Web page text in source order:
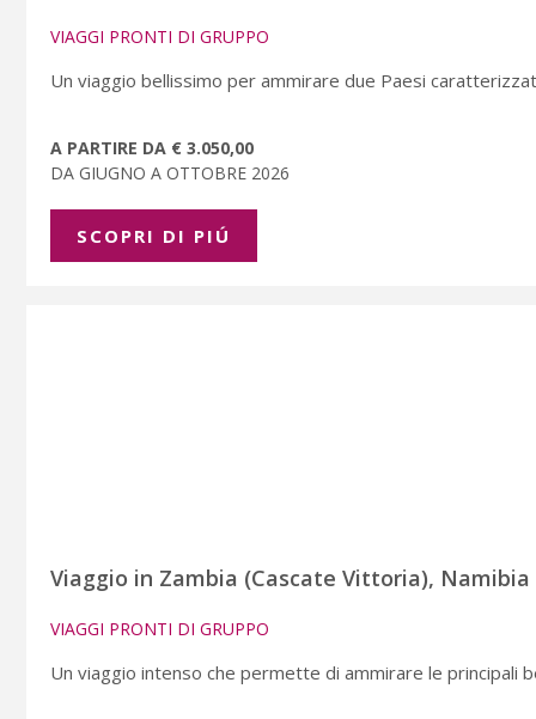
VIAGGI PRONTI DI GRUPPO
Un viaggio bellissimo per ammirare due Paesi
A PARTIRE DA € 3.050,00
DA GIUGNO A OTTOBRE 2026
SCOPRI DI PIÚ
Viaggio in Zambia (Cascate Vittoria),
VIAGGI PRONTI DI GRUPPO
Un viaggio intenso che permette di ammirare le principali